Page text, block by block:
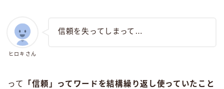
ヒロキさん
信頼を失ってしまって…
って
「信頼」ってワードを結構繰り返し使っていたこと